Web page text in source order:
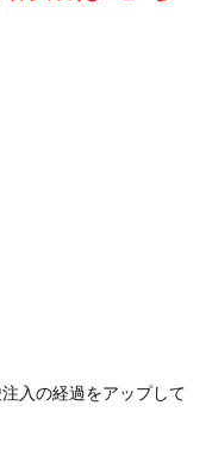
入の経過をアップして